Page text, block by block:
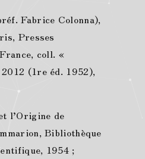
Fabrice Colonna),
Presses
coll. «
(1re éd. 1952),
l’Origine de
Bibliothèque
1954 ;